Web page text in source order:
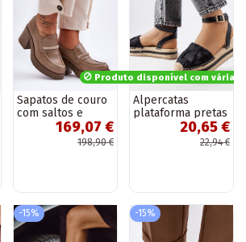
Sapatos de couro
com saltos e
ornamentos cor
169,07 €
198,90 €
Produto disponível com várias
Alpercatas
plataforma pretas
Lafrenière20,65 €
22,94 €
-15% -15%